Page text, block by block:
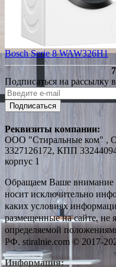
Bosch Serie 8 WAW326H1
Подписаться на
Подписаться
Реквизиты компании:
ООО "Стиральные ком" ,
3327126172, КПП
корпус 1
Обращаем Ваше внимание
носит исключительно
каких условиях
размещенные на сайте, не
определяемой
РФ. stiralnie.com © 2017-
Информация: